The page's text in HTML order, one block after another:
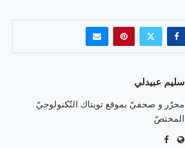
سليم عبيدلي
محرّر و صحفيّ بموقع تويتاك التّكنولوجيّ
المختصّ